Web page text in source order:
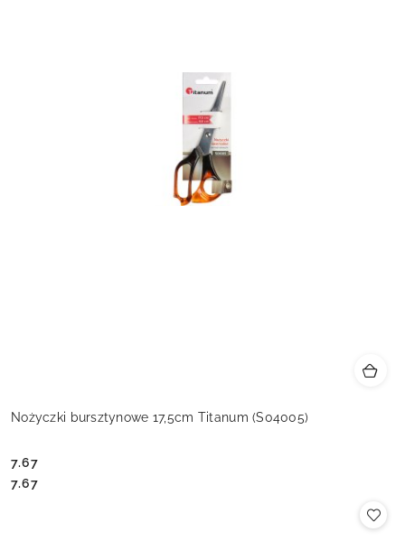
Nożyczki bursztynowe 17,5cm Titanum (S04005)
Cena:
7.67
Cena:
7.67